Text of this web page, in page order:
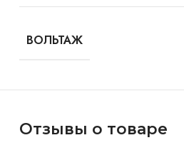
ВОЛЬТАЖ
Отзывы о товаре